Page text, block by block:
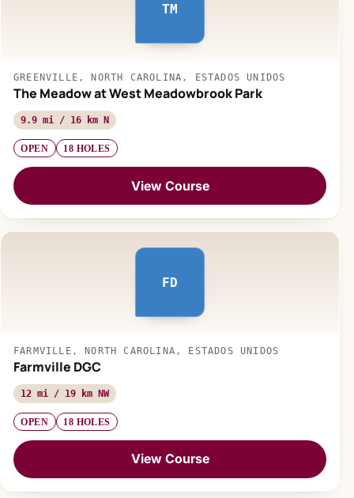
TM
GREENVILLE, NORTH CAROLINA, ESTADOS UNIDOS
The Meadow at West Meadowbrook Park
9.9 mi / 16 km N
OPEN 18 HOLES
View Course
FD
FARMVILLE, NORTH CAROLINA, ESTADOS UNIDOS
Farmville DGC
12 mi / 19 km NW
OPEN 18 HOLES
View Course